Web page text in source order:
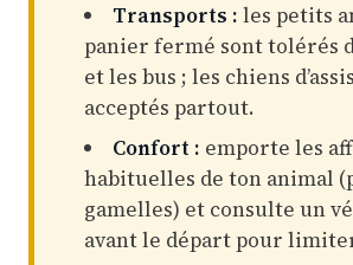
Transports : les petits
panier fermé sont tolérés
et les bus ; les chiens
acceptés partout.
Confort : emporte les
habituelles de ton animal
gamelles) et consulte un
avant le départ pour